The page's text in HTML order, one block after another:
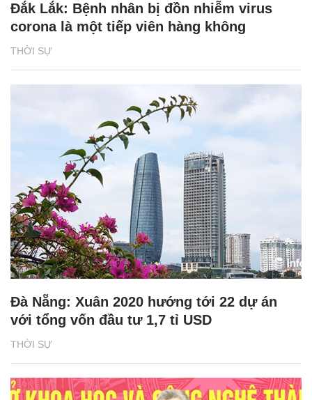
THỜI SỰ
Đắk Lắk: Bệnh nhân bị đồn nhiễm virus
corona là một tiếp viên hàng không
THỜI SỰ
Đà Nẵng: Xuân 2020 hướng tới 22 dự án
với tổng vốn đầu tư 1,7 tỉ USD